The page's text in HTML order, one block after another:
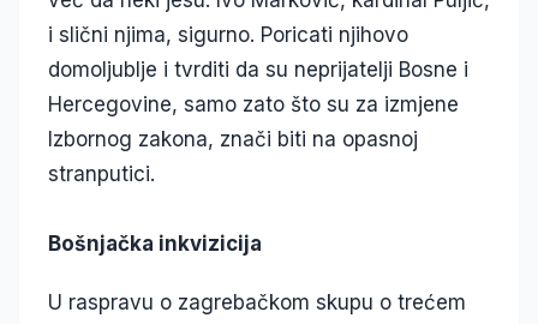
i slični njima, sigurno. Poricati njihovo
domoljublje i tvrditi da su neprijatelji Bosne i
Hercegovine, samo zato što su za izmjene
Izbornog zakona, znači biti na opasnoj
stranputici.
Bošnjačka inkvizicija
U raspravu o zagrebačkom skupu o trećem